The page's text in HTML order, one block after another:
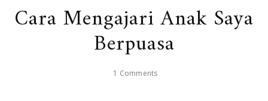
Cara Mengajari Anak Saya
Berpuasa
1 Comments